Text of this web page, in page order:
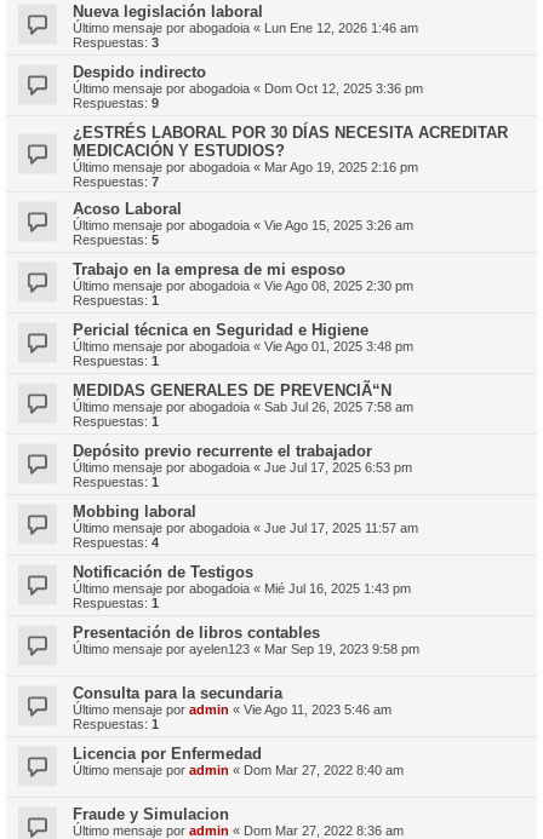
Nueva legislación laboral
Último mensaje por abogadoia « Lun Ene 12, 2026 1:46 am
Respuestas: 3
Despido indirecto
Último mensaje por abogadoia « Dom Oct 12, 2025 3:36 pm
Respuestas: 9
¿ESTRÉS LABORAL POR 30 DÍAS NECESITA ACREDITAR
MEDICACIÓN Y ESTUDIOS?
Último mensaje por abogadoia « Mar Ago 19, 2025 2:16 pm
Respuestas: 7
Acoso Laboral
Último mensaje por abogadoia « Vie Ago 15, 2025 3:26 am
Respuestas: 5
Trabajo en la empresa de mi esposo
Último mensaje por abogadoia « Vie Ago 08, 2025 2:30 pm
Respuestas: 1
Pericial técnica en Seguridad e Higiene
Último mensaje por abogadoia « Vie Ago 01, 2025 3:48 pm
Respuestas: 1
MEDIDAS GENERALES DE PREVENCIÃ“N
Último mensaje por abogadoia « Sab Jul 26, 2025 7:58 am
Respuestas: 1
Depósito previo recurrente el trabajador
Último mensaje por abogadoia « Jue Jul 17, 2025 6:53 pm
Respuestas: 1
Mobbing laboral
Último mensaje por abogadoia « Jue Jul 17, 2025 11:57 am
Respuestas: 4
Notificación de Testigos
Último mensaje por abogadoia « Mié Jul 16, 2025 1:43 pm
Respuestas: 1
Presentación de libros contables
Último mensaje por ayelen123 « Mar Sep 19, 2023 9:58 pm
Consulta para la secundaria
Último mensaje por admin « Vie Ago 11, 2023 5:46 am
Respuestas: 1
Licencia por Enfermedad
Último mensaje por admin « Dom Mar 27, 2022 8:40 am
Fraude y Simulacion
Último mensaje por admin « Dom Mar 27, 2022 8:36 am